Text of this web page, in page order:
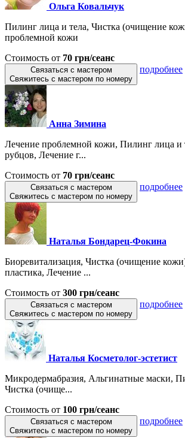
Ольга Ковальчук
Пилинг лица и тела, Чистка (очищение
проблемной кожи
Стоимость от 70 грн/сеанс
Связаться с мастером
Свяжитесь с мастером по номеру
подробнее
Анна Зимина
Лечение проблемной кожи, Пилинг лица и
рубцов, Лечение г...
Стоимость от 70 грн/сеанс
Связаться с мастером
Свяжитесь с мастером по номеру
подробнее
Наталья Бондарец-Фокина
Биоревитализация, Чистка (очищение
пластика, Лечение ...
Стоимость от 300 грн/сеанс
Связаться с мастером
Свяжитесь с мастером по номеру
подробнее
Наталья Косметолог-эстетист
Микродермабразия, Альгинатные маски,
Чистка (очище...
Стоимость от 100 грн/сеанс
Связаться с мастером
Свяжитесь с мастером по номеру
подробнее